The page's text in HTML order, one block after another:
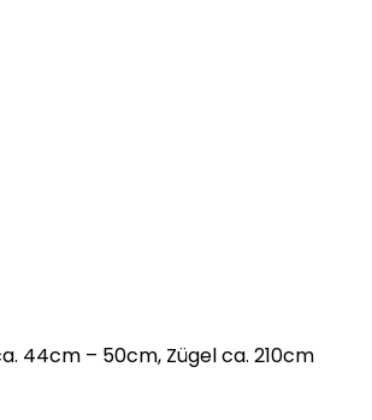
44cm – 50cm, Zügel ca. 210cm